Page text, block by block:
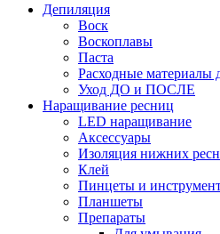
Депиляция
Воск
Воскоплавы
Паста
Расходные материалы
Уход ДО и ПОСЛЕ
Наращивание ресниц
LED наращивание
Аксессуары
Изоляция нижних
Клей
Пинцеты и
Планшеты
Препараты